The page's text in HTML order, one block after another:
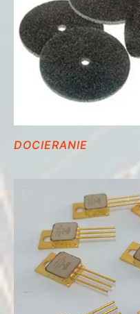
DOCIERANIE